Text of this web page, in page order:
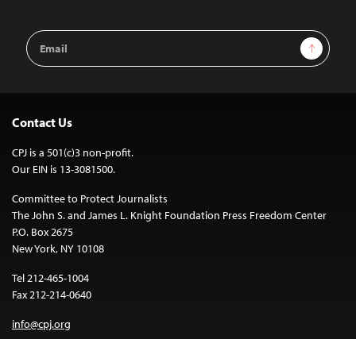
Email
Address
Sign Up
Contact Us
CPJ is a 501(c)3 non-profit.
Our EIN is 13-3081500.
Committee to Protect Journalists
The John S. and James L. Knight Foundation Press Freedom Center
P.O. Box 2675
New York, NY 10108
Tel 212-465-1004
Fax 212-214-0640
info@cpj.org